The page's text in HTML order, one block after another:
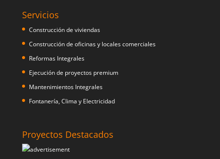
Servicios
Construcción de viviendas
Construcción de oficinas y locales comerciales
Reformas Integrales
Ejecución de proyectos premium
Mantenimientos Integrales
Fontanería, Clima y Electricidad
Proyectos Destacados